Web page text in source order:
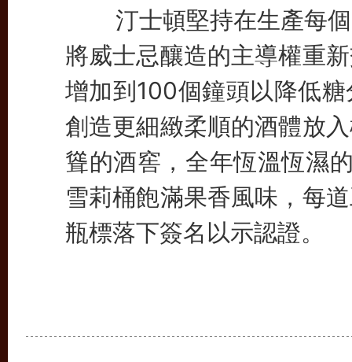
汀士頓堅持在生產每個
將威士忌釀造的主導權重
增加到100個鐘頭以降低
創造更細緻柔順的酒體放
聳的酒窖，全年恆溫恆濕
雪莉桶飽滿果香風味，每
瓶標落下簽名以示認證。